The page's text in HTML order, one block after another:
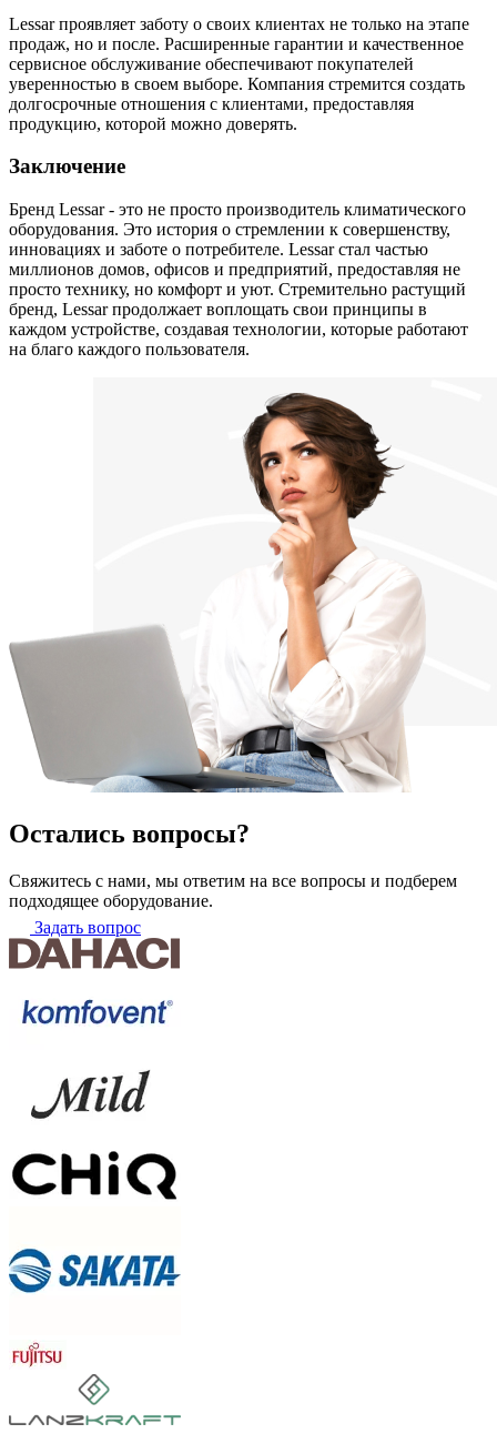
Lessar проявляет заботу о своих клиентах не только на этапе
продаж, но и после. Расширенные гарантии и качественное
сервисное обслуживание обеспечивают покупателей
уверенностью в своем выборе. Компания стремится создать
долгосрочные отношения с клиентами, предоставляя
продукцию, которой можно доверять.
Заключение
Бренд Lessar - это не просто производитель климатического
оборудования. Это история о стремлении к совершенству,
инновациях и заботе о потребителе. Lessar стал частью
миллионов домов, офисов и предприятий, предоставляя не
просто технику, но комфорт и уют. Стремительно растущий
бренд, Lessar продолжает воплощать свои принципы в
каждом устройстве, создавая технологии, которые работают
на благо каждого пользователя.
Остались вопросы?
Свяжитесь с нами, мы ответим на все вопросы и подберем
подходящее оборудование.
Задать вопрос